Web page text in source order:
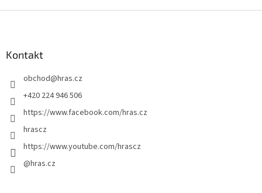
Kontakt
obchod@hras.cz
+420 224 946 506
https://www.facebook.com/hras.cz
hrascz
https://www.youtube.com/hrascz
@hras.cz